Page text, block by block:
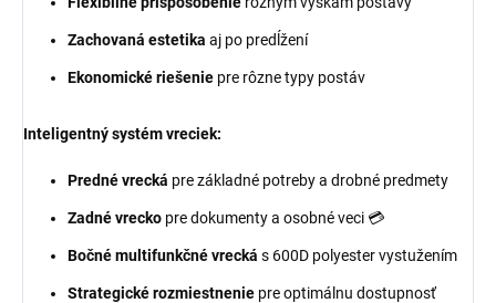
Zachovaná estetika aj po predĺžení
Ekonomické riešenie pre rôzne typy postáv
Inteligentný systém vreciek:
Predné vrecká pre základné potreby a drobné predmety
Zadné vrecko pre dokumenty a osobné veci 💳
Bočné multifunkčné vrecká s 600D polyester vystužením
Strategické rozmiestnenie pre optimálnu dostupnosť